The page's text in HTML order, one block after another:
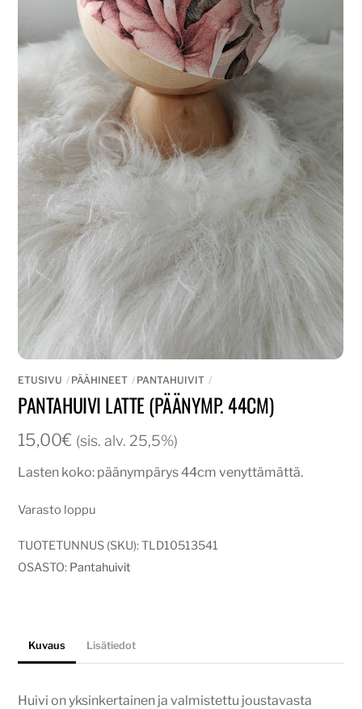
ETUSIVU PÄÄHINEET PANTAHUIVIT
PANTAHUIVI LATTE (PÄÄNYMP. 44CM)
15,00€ (sis. alv. 25,5%)
Lasten koko: päänympärys 44cm venyttämättä.
Varasto loppu
TUOTETUNNUS (SKU):TLD10513541
OSASTO: Pantahuivit
Kuvaus Lisätiedot
Huivi on yksinkertainen ja valmistettu joustavasta